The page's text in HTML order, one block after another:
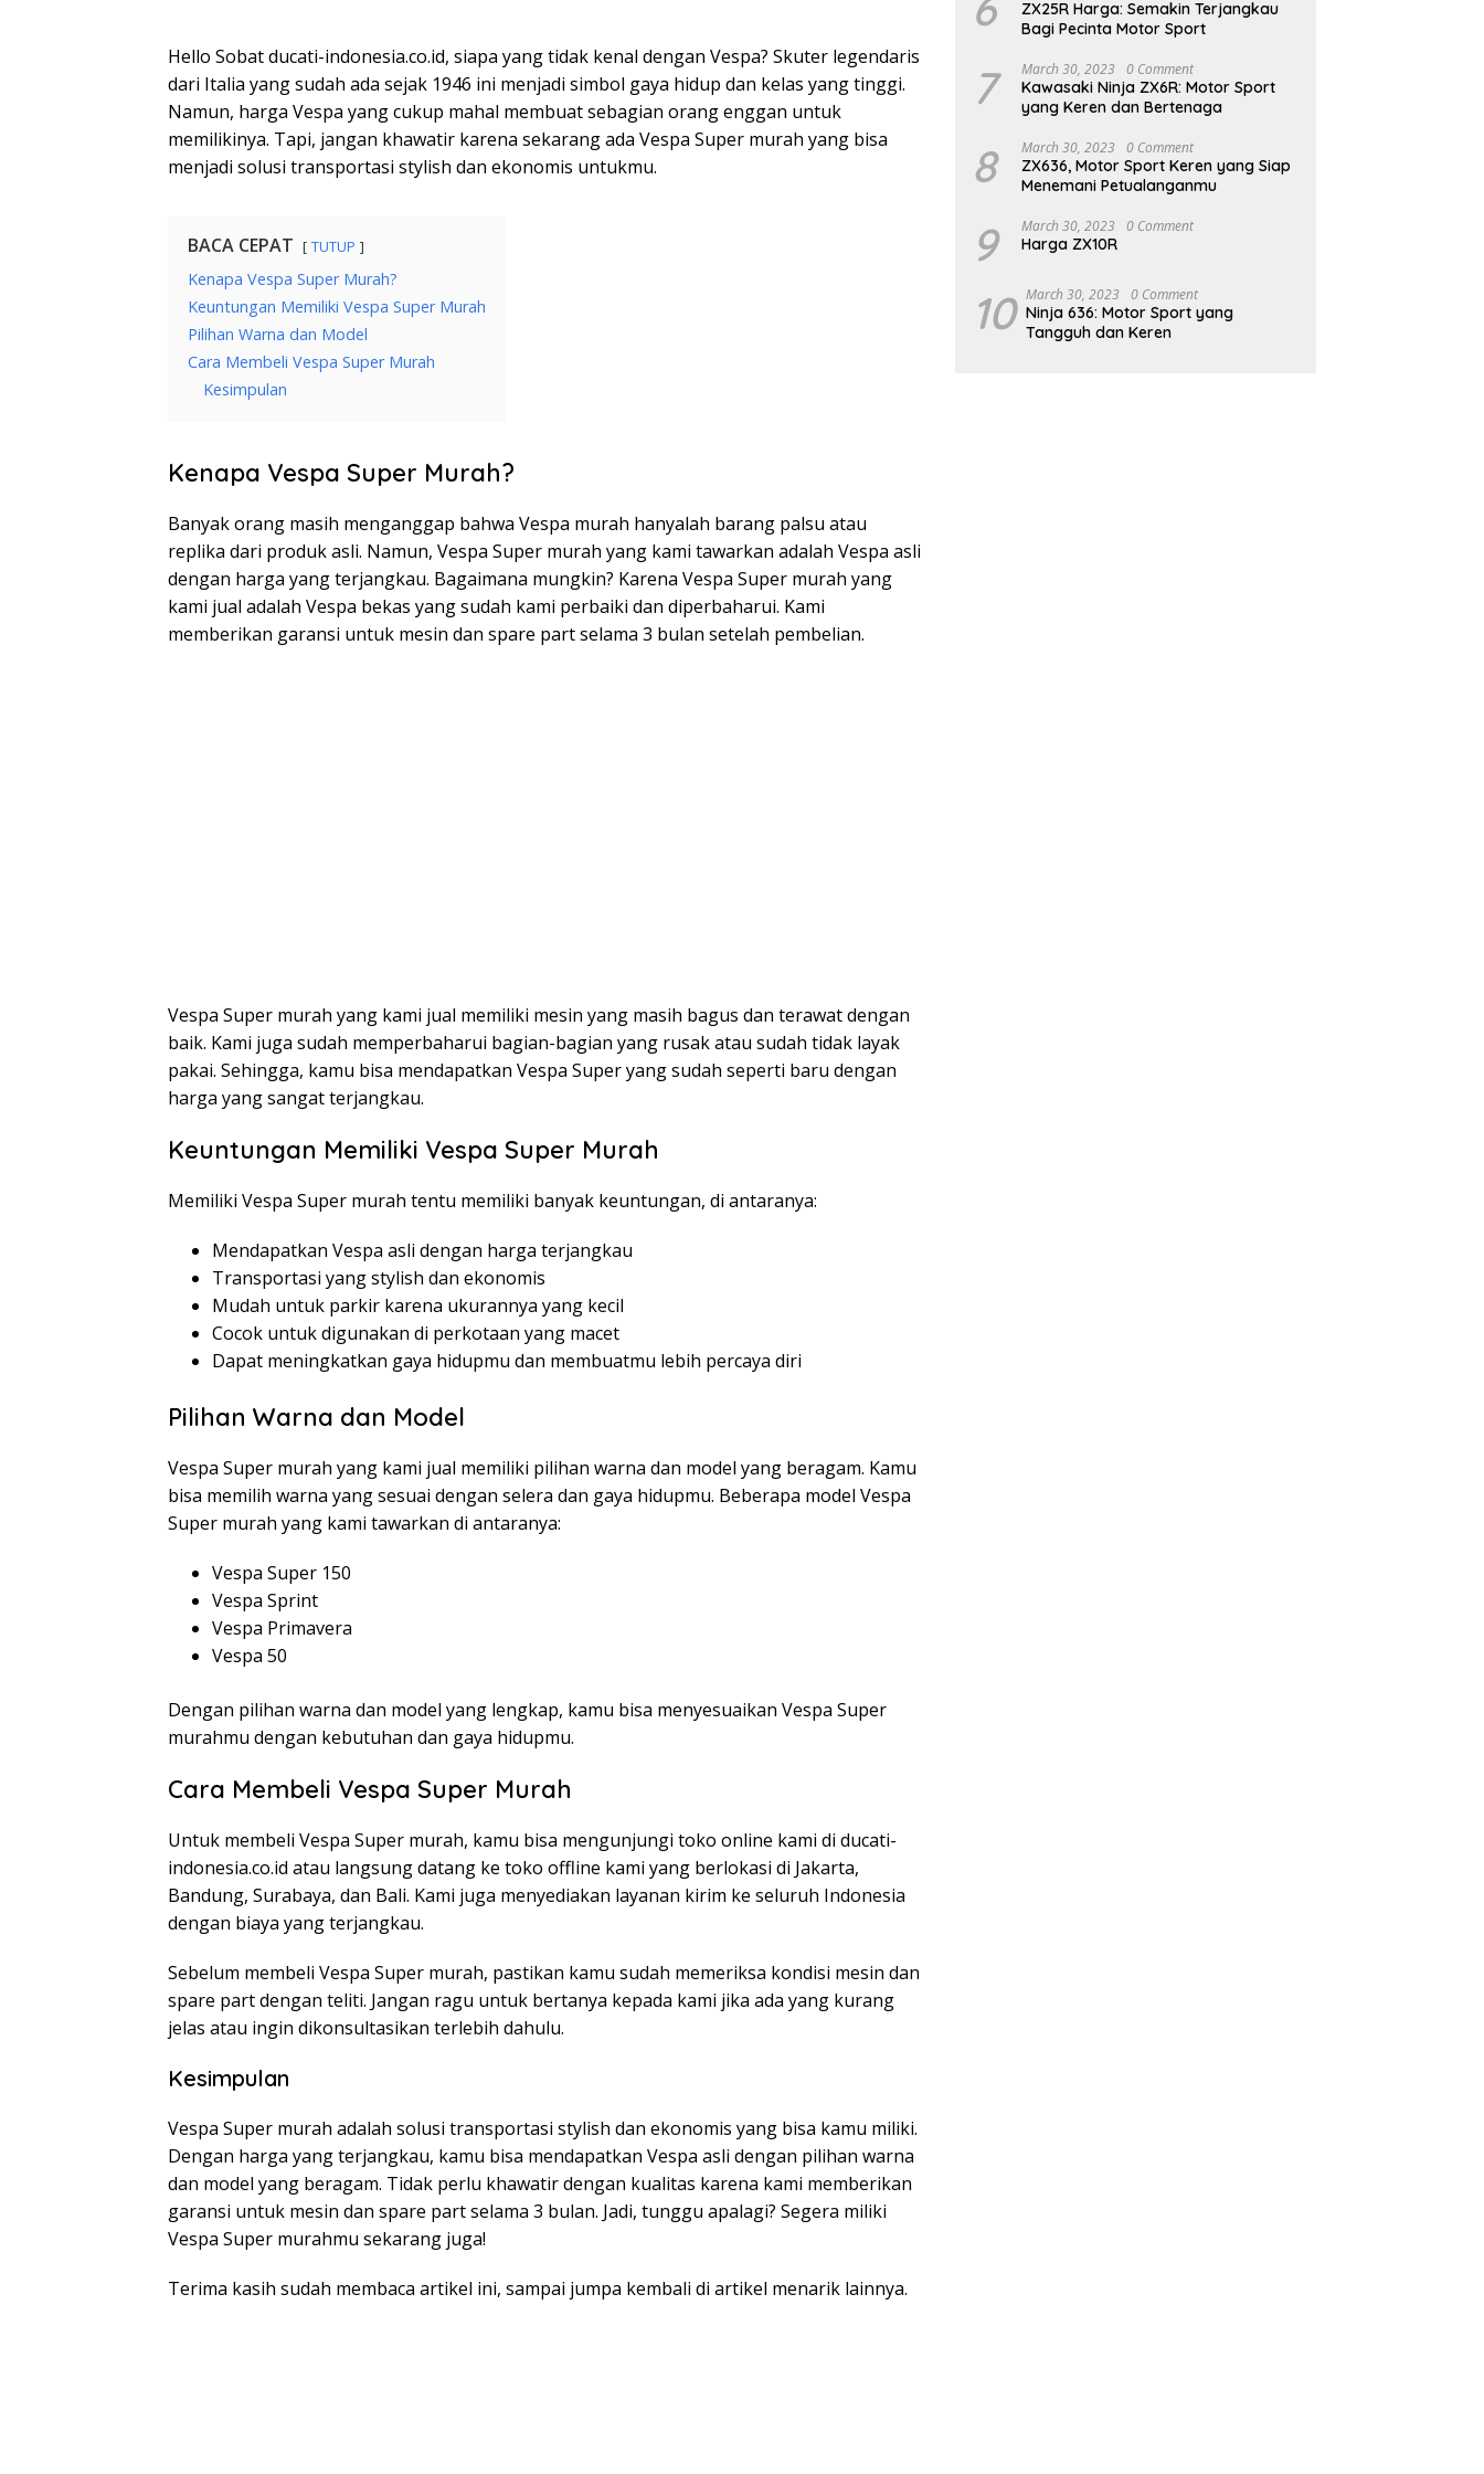
Hello Sobat ducati-indonesia.co.id, siapa yang tidak kenal dengan Vespa? Skuter legendaris
dari Italia yang sudah ada sejak 1946 ini menjadi simbol gaya hidup dan kelas yang tinggi.
Namun, harga Vespa yang cukup mahal membuat sebagian orang enggan untuk
memilikinya. Tapi, jangan khawatir karena sekarang ada Vespa Super murah yang bisa
menjadi solusi transportasi stylish dan ekonomis untukmu.
BACA CEPAT TUTUP
Kenapa Vespa Super Murah?
Keuntungan Memiliki Vespa Super Murah
Pilihan Warna dan Model
Cara Membeli Vespa Super Murah
Kesimpulan
Kenapa Vespa Super Murah?
Banyak orang masih menganggap bahwa Vespa murah hanyalah barang palsu atau
replika dari produk asli. Namun, Vespa Super murah yang kami tawarkan adalah Vespa asli
dengan harga yang terjangkau. Bagaimana mungkin? Karena Vespa Super murah yang
kami jual adalah Vespa bekas yang sudah kami perbaiki dan diperbaharui. Kami
memberikan garansi untuk mesin dan spare part selama 3 bulan setelah pembelian.
Vespa Super murah yang kami jual memiliki mesin yang masih bagus dan terawat dengan
baik. Kami juga sudah memperbaharui bagian-bagian yang rusak atau sudah tidak layak
pakai. Sehingga, kamu bisa mendapatkan Vespa Super yang sudah seperti baru dengan
harga yang sangat terjangkau.
Keuntungan Memiliki Vespa Super Murah
Memiliki Vespa Super murah tentu memiliki banyak keuntungan, di antaranya:
Mendapatkan Vespa asli dengan harga terjangkau
Transportasi yang stylish dan ekonomis
Mudah untuk parkir karena ukurannya yang kecil
Cocok untuk digunakan di perkotaan yang macet
Dapat meningkatkan gaya hidupmu dan membuatmu lebih percaya diri
Pilihan Warna dan Model
Vespa Super murah yang kami jual memiliki pilihan warna dan model yang beragam. Kamu
bisa memilih warna yang sesuai dengan selera dan gaya hidupmu. Beberapa model Vespa
Super murah yang kami tawarkan di antaranya:
Vespa Super 150
Vespa Sprint
Vespa Primavera
Vespa 50
Dengan pilihan warna dan model yang lengkap, kamu bisa menyesuaikan Vespa Super
murahmu dengan kebutuhan dan gaya hidupmu.
Cara Membeli Vespa Super Murah
Untuk membeli Vespa Super murah, kamu bisa mengunjungi toko online kami di ducati-
indonesia.co.id atau langsung datang ke toko offline kami yang berlokasi di Jakarta,
Bandung, Surabaya, dan Bali. Kami juga menyediakan layanan kirim ke seluruh Indonesia
dengan biaya yang terjangkau.
Sebelum membeli Vespa Super murah, pastikan kamu sudah memeriksa kondisi mesin dan
spare part dengan teliti. Jangan ragu untuk bertanya kepada kami jika ada yang kurang
jelas atau ingin dikonsultasikan terlebih dahulu.
Kesimpulan
Vespa Super murah adalah solusi transportasi stylish dan ekonomis yang bisa kamu miliki.
Dengan harga yang terjangkau, kamu bisa mendapatkan Vespa asli dengan pilihan warna
dan model yang beragam. Tidak perlu khawatir dengan kualitas karena kami memberikan
garansi untuk mesin dan spare part selama 3 bulan. Jadi, tunggu apalagi? Segera miliki
Vespa Super murahmu sekarang juga!
Terima kasih sudah membaca artikel ini, sampai jumpa kembali di artikel menarik lainnya.
ZX25R Harga: Semakin Terjangkau
Bagi Pecinta Motor Sport
7 March 30, 2023 0 Comment
Kawasaki Ninja ZX6R: Motor Sport
yang Keren dan Bertenaga
8 March 30, 2023 0 Comment
ZX636, Motor Sport Keren yang Siap
Menemani Petualanganmu
9 March 30, 2023 0 Comment
Harga ZX10R
10 March 30, 2023 0 Comment
Ninja 636: Motor Sport yang
Tangguh dan Keren